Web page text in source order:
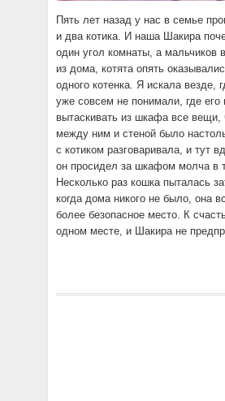
Пять лет назад у нас в семье
и два котика. И наша Шакира
один угол комнаты, а мальчиков
из дома, котята опять
одного котенка. Я искала везде,
уже совсем не понимали, где
вытаскивать из шкафа все вещи,
между ним и стеной было
с котиком разговаривала, и тут
он просидел за шкафом молча в
Несколько раз кошка пыталась
когда дома никого не было, она
более безопасное место. К
одном месте, и Шакира не